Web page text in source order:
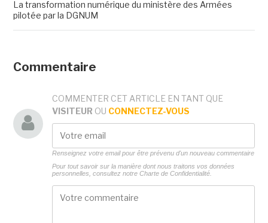
La transformation numérique du ministère des Armées
pilotée par la DGNUM
Commentaire
COMMENTER CET ARTICLE EN TANT QUE
VISITEUR OU CONNECTEZ-VOUS
Renseignez votre email pour être prévenu d'un nouveau commentaire
Pour tout savoir sur la manière dont nous traitons vos données
personnelles, consultez notre Charte de Confidentialité.